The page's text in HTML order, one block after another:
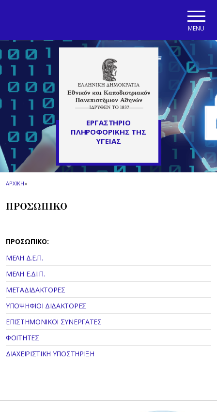
MENU
ΕΡΓΑΣΤΗΡΙΟ
ΠΛΗΡΟΦΟΡΙΚΗΣ ΤΗΣ
ΥΓΕΙΑΣ
ΑΡΧΙΚΗ»
ΠΡΟΣΩΠΙΚΟ
ΠΡΟΣΩΠΙΚΟ:
ΜΕΛΗ Δ.Ε.Π.
ΜΕΛΗ Ε.ΔΙ.Π.
ΜΕΤΑΔΙΔΑΚΤΟΡΕΣ
ΥΠΟΨΗΦΙΟΙ ΔΙΔΑΚΤΟΡΕΣ
ΕΠΙΣΤΗΜΟΝΙΚΟΙ ΣΥΝΕΡΓΑΤΕΣ
ΦΟΙΤΗΤΕΣ
ΔΙΑΧΕΙΡΙΣΤΙΚΗ ΥΠΟΣΤΗΡΙΞΗ